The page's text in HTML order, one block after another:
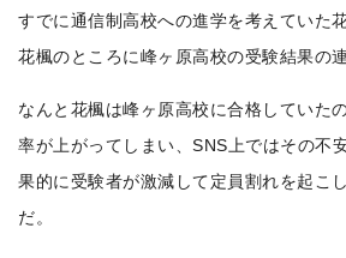
すでに通信制高校への進学を考えていた
花楓のところに峰ヶ原高校の受験結果の
なんと花楓は峰ヶ原高校に合格していた
率が上がってしまい、SNS上ではその不
果的に受験者が激減して定員割れを起こ
だ。